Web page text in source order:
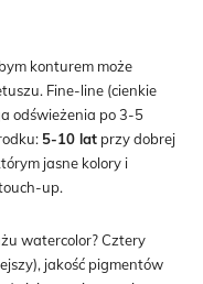
konturem może
Fine-line (cienkie
odświeżenia po 3-5
5-10 lat przy dobrej
jasne kolory i
up.
watercolor? Cztery
jakość pigmentów